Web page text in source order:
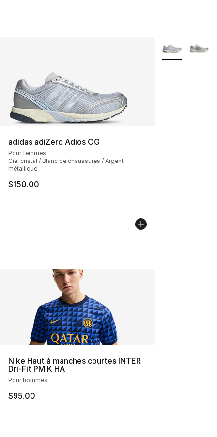
adidas adiZero Adios OG
Pour femmes
Ciel cristal / Blanc de chaussures / Argent
métallique
$150.00
Plus de
Nike Haut à manches courtes INTER
Dri-Fit PM K HA
Pour hommes
$95.00